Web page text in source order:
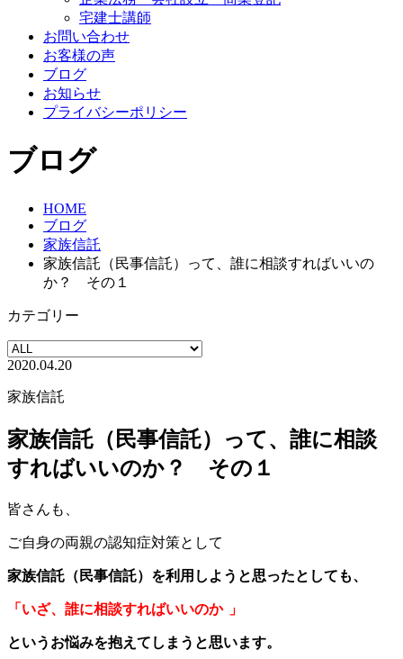
宅建士講師
お問い合わせ
お客様の声
ブログ
お知らせ
プライバシーポリシー
ブログ
HOME
ブログ
家族信託
家族信託（民事信託）って、誰に相談すればいいの
か？ その１
カテゴリー
2020.04.20
家族信託
家族信託（民事信託）って、誰に相談
すればいいのか？ その１
皆さんも、
ご自身の両親の認知症対策として
家族信託（民事信託）を利用しようと思ったとしても、
「いざ、誰に相談すればいいのか 」
というお悩みを抱えてしまうと思います。